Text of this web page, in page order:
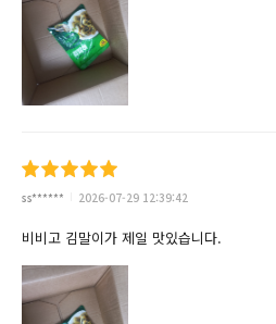
ss****** 2026-07-29 12:39:42
비비고 김말이가 제일 맛있습니다.